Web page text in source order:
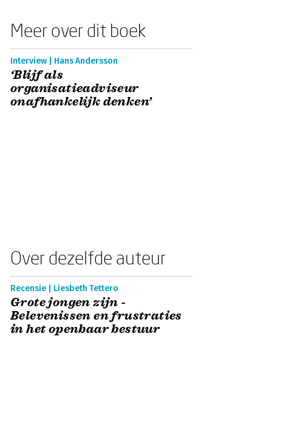
Meer over dit boek
Interview | Hans Andersson
‘Blijf als
organisatieadviseur
onafhankelijk denken’
Over dezelfde auteur
Recensie | Liesbeth Tettero
Grote jongen zijn -
Belevenissen en frustraties
in het openbaar bestuur